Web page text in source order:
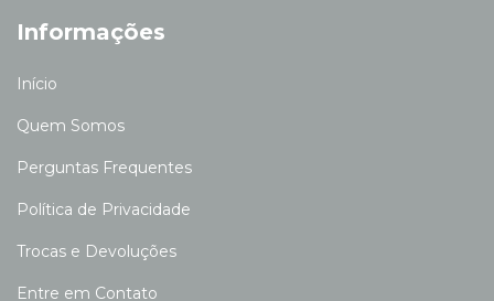
Informações
Início
Quem Somos
Perguntas Frequentes
Política de Privacidade
Trocas e Devoluções
Entre em Contato